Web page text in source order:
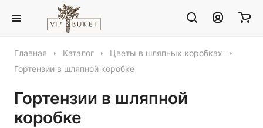
Главная Каталог
Цветы в шляпных коробках
Гортензии в шляпной коробке
Гортензии в шляпной
коробке